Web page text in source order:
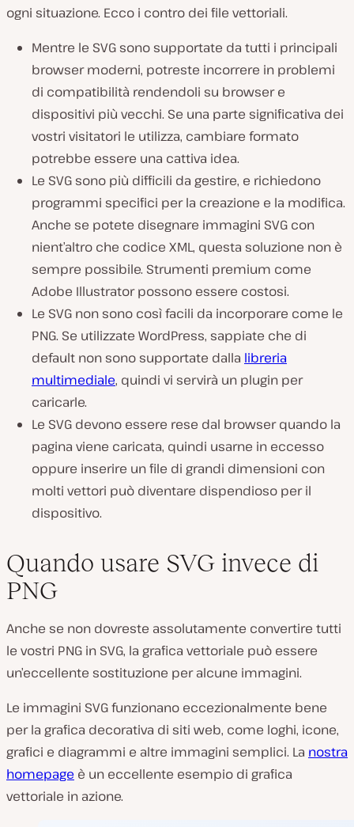
ogni situazione. Ecco i contro dei file vettoriali.
Mentre le SVG sono supportate da tutti i principali
browser moderni, potreste incorrere in problemi
di compatibilità rendendoli su browser e
dispositivi più vecchi. Se una parte significativa dei
vostri visitatori le utilizza, cambiare formato
potrebbe essere una cattiva idea.
Le SVG sono più difficili da gestire, e richiedono
programmi specifici per la creazione e la modifica.
Anche se potete disegnare immagini SVG con
nient’altro che codice XML, questa soluzione non è
sempre possibile. Strumenti premium come
Adobe Illustrator possono essere costosi.
Le SVG non sono così facili da incorporare come le
PNG. Se utilizzate WordPress, sappiate che di
default non sono supportate dalla libreria
multimediale, quindi vi servirà un plugin per
caricarle.
Le SVG devono essere rese dal browser quando la
pagina viene caricata, quindi usarne in eccesso
oppure inserire un file di grandi dimensioni con
molti vettori può diventare dispendioso per il
dispositivo.
Quando usare SVG invece di
PNG
Anche se non dovreste assolutamente convertire tutti
le vostri PNG in SVG, la grafica vettoriale può essere
un’eccellente sostituzione per alcune immagini.
Le immagini SVG funzionano eccezionalmente bene
per la grafica decorativa di siti web, come loghi, icone,
grafici e diagrammi e altre immagini semplici. La nostra
homepage è un eccellente esempio di grafica
vettoriale in azione.